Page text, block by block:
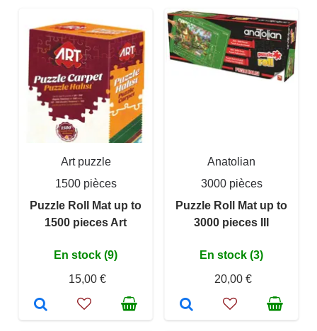
Art puzzle
1500 pièces
Puzzle Roll Mat up to
1500 pieces Art
En stock (9)
15,00 €
Anatolian
3000 pièces
Puzzle Roll Mat up to
3000 pieces III
En stock (3)
20,00 €